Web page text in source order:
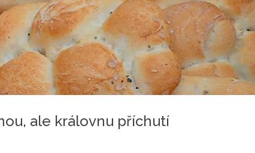
ale královnu příchutí